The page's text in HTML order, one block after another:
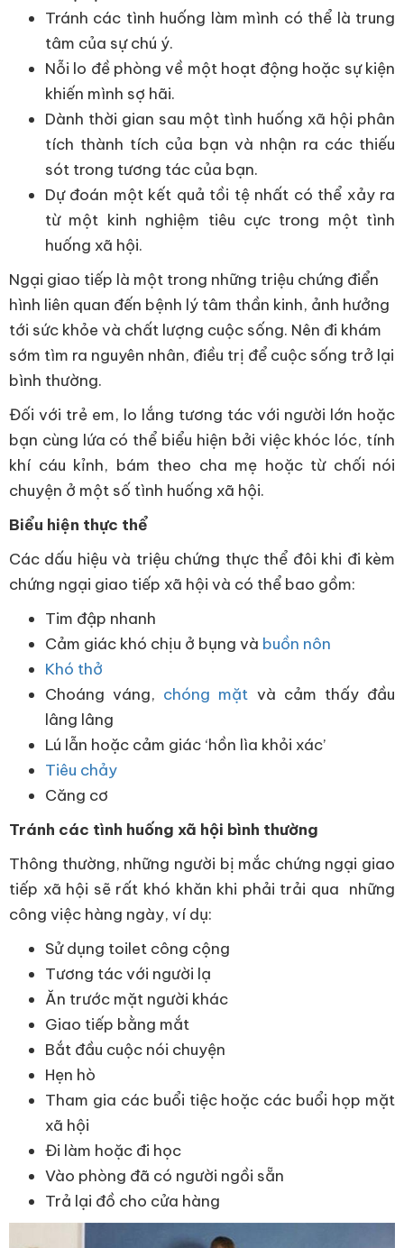
Tránh các tình huống làm mình có thể là trung
tâm của sự chú ý.
Nỗi lo đề phòng về một hoạt động hoặc sự kiện
khiến mình sợ hãi.
Dành thời gian sau một tình huống xã hội phân
tích thành tích của bạn và nhận ra các thiếu
sót trong tương tác của bạn.
Dự đoán một kết quả tồi tệ nhất có thể xảy ra
từ một kinh nghiệm tiêu cực trong một tình
huống xã hội.
Ngại giao tiếp là một trong những triệu chứng điển
hình liên quan đến bệnh lý tâm thần kinh, ảnh hưởng
tới sức khỏe và chất lượng cuộc sống. Nên đi khám
sớm tìm ra nguyên nhân, điều trị để cuộc sống trở lại
bình thường.
Đối với trẻ em, lo lắng tương tác với người lớn hoặc
bạn cùng lứa có thể biểu hiện bởi việc khóc lóc, tính
khí cáu kỉnh, bám theo cha mẹ hoặc từ chối nói
chuyện ở một số tình huống xã hội.
Biểu hiện thực thể
Các dấu hiệu và triệu chứng thực thể đôi khi đi kèm
chứng ngại giao tiếp xã hội và có thể bao gồm:
Tim đập nhanh
Cảm giác khó chịu ở bụng và buồn nôn
Khó thở
Choáng váng, chóng mặt và cảm thấy đầu
lâng lâng
Lú lẫn hoặc cảm giác ‘hồn lìa khỏi xác’
Tiêu chảy
Căng cơ
Tránh các tình huống xã hội bình thường
Thông thường, những người bị mắc chứng ngại giao
tiếp xã hội sẽ rất khó khăn khi phải trải qua những
công việc hàng ngày, ví dụ:
Sử dụng toilet công cộng
Tương tác với người lạ
Ăn trước mặt người khác
Giao tiếp bằng mắt
Bắt đầu cuộc nói chuyện
Hẹn hò
Tham gia các buổi tiệc hoặc các buổi họp mặt
xã hội
Đi làm hoặc đi học
Vào phòng đã có người ngồi sẵn
Trả lại đồ cho cửa hàng